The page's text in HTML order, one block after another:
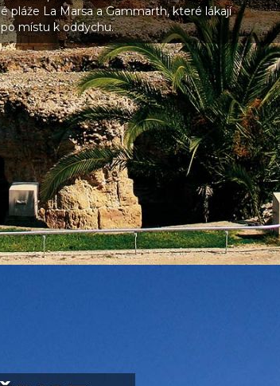
pláže La Marsa a Gammarth, které lákají
místu k oddychu.